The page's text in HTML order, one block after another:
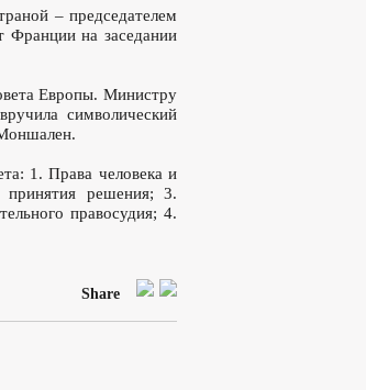
– председателем
Франции на заседании
Европы. Министру
символический
1. Права человека и
решения; 3.
правосудия; 4.
Share